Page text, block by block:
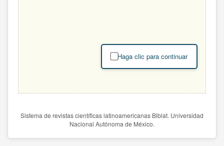
Haga clic para continuar
Sistema de revistas científicas latinoamericanas Biblat. Universidad
Nacional Autónoma de México.